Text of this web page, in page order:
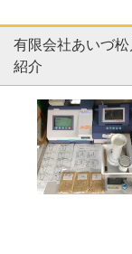
有限会社あいづ
紹介